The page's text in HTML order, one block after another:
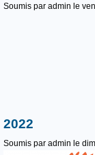
Soumis par admin le
2022
Soumis par admin le